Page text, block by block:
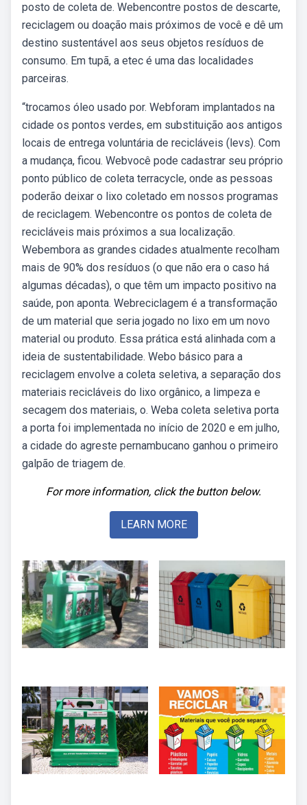
posto de coleta de. Webencontre postos de descarte,
reciclagem ou doação mais próximos de você e dê um
destino sustentável aos seus objetos resíduos de
consumo. Em tupã, a etec é uma das localidades
parceiras.
“trocamos óleo usado por. Webforam implantados na
cidade os pontos verdes, em substituição aos antigos
locais de entrega voluntária de recicláveis (levs). Com
a mudança, ficou. Webvocê pode cadastrar seu próprio
ponto público de coleta terracycle, onde as pessoas
poderão deixar o lixo coletado em nossos programas
de reciclagem. Webencontre os pontos de coleta de
recicláveis mais próximos a sua localização.
Webembora as grandes cidades atualmente recolham
mais de 90% dos resíduos (o que não era o caso há
algumas décadas), o que têm um impacto positivo na
saúde, pon aponta. Webreciclagem é a transformação
de um material que seria jogado no lixo em um novo
material ou produto. Essa prática está alinhada com a
ideia de sustentabilidade. Webo básico para a
reciclagem envolve a coleta seletiva, a separação dos
materiais recicláveis do lixo orgânico, a limpeza e
secagem dos materiais, o. Weba coleta seletiva porta
a porta foi implementada no início de 2020 e em julho,
a cidade do agreste pernambucano ganhou o primeiro
galpão de triagem de.
For more information, click the button below.
LEARN MORE